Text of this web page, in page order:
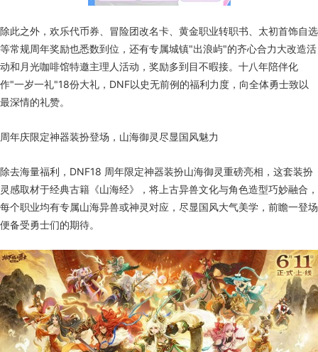
除此之外，欢乐代币券、冒险团改名卡、黄金职业转职书、太初首饰自选
等常规周年奖励也悉数到位，还有专属城镇"出浪屿"的齐心合力大改造活
动和月光咖啡馆特邀主理人活动，奖励多到目不暇接。十八年陪伴化
作"一岁一礼"18份大礼，DNF以史无前例的福利力度，向全体勇士致以
最深情的礼赞。
周年庆限定神器装扮登场，山海御灵尽显国风魅力
除去海量福利，DNF18 周年限定神器装扮山海御灵重磅亮相，这套装扮
灵感取材于经典古籍《山海经》，将上古异兽文化与角色造型巧妙融合，
每个职业均有专属山海异兽或神灵对应，尽显国风大气美学，前瞻一登场
便备受勇士们的期待。